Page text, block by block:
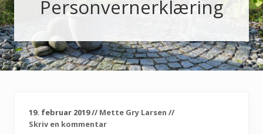
Personvernerklæring
19. februar 2019// Mette Gry Larsen //
Skriv en kommentar